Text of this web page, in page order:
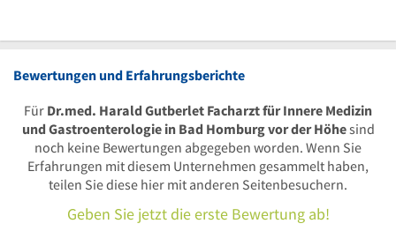
Bewertungen und Erfahrungsberichte
Für Dr.med. Harald Gutberlet Facharzt für Innere Medizin
und Gastroenterologie in Bad Homburg vor der Höhesind
noch keine Bewertungen abgegeben worden. Wenn Sie
Erfahrungen mit diesem Unternehmen gesammelt haben,
teilen Sie diese hier mit anderen Seitenbesuchern.
Geben Sie jetzt die erste Bewertung ab!